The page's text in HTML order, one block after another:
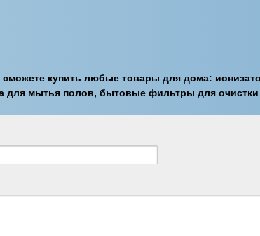
купить любые товары для дома:
для мытья полов, бытовые фильтры для